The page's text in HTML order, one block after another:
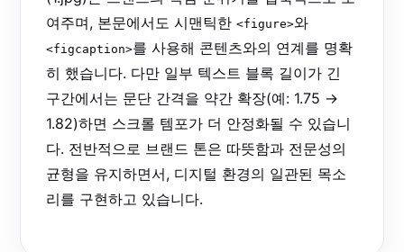
여주며, 본문에서도 시맨틱한 <figure>와
<figcaption>를 사용해 콘텐츠와의 연계를 명확
히 했습니다. 다만 일부 텍스트 블록 길이가 긴
구간에서는 문단 간격을 약간 확장(예: 1.75 →
1.82)하면 스크롤 템포가 더 안정화될 수 있습니
다. 전반적으로 브랜드 톤은 따뜻함과 전문성의
균형을 유지하면서, 디지털 환경의 일관된 목소
리를 구현하고 있습니다.